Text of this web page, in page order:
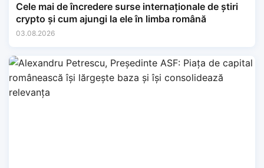
Cele mai de încredere surse internaționale de știri
crypto și cum ajungi la ele în limba română
03.08.2026